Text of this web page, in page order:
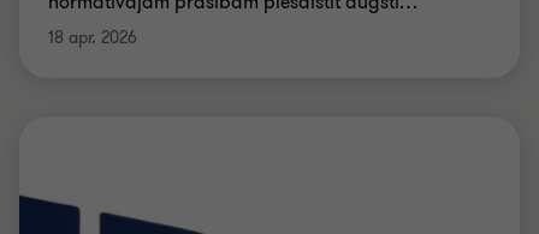
18 apr. 2026